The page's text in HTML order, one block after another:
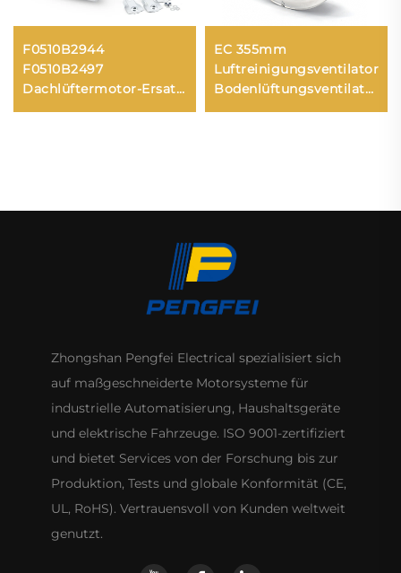
F0510B2944
F0510B2497
Dachlüftermotor-Ersatz
für 1800- & 2000-Serie
EC 355mm
Luftreinigungsventilator
Bodenlüftungsventilator
Rückwärts-laufender
Zhongshan Pengfei Electrical spezialisiert sich
auf maßgeschneiderte Motorsysteme für
industrielle Automatisierung, Haushaltsgeräte
und elektrische Fahrzeuge. ISO 9001-zertifiziert
und bietet Services von der Forschung bis zur
Produktion, Tests und globale Konformität (CE,
UL, RoHS). Vertrauensvoll von Kunden weltweit
genutzt.